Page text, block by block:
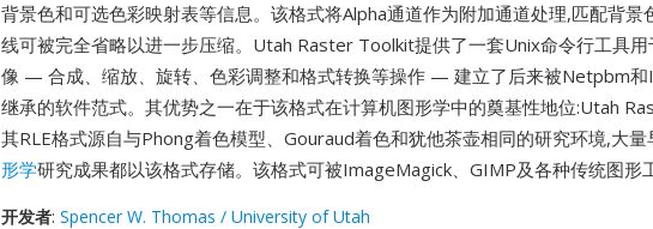
背景色和可选色彩映射表等信息。该格式将Alpha通道作为附加通道处理,匹配背景
线可被完全省略以进一步压缩。Utah Raster Toolkit提供了一套Unix命令行工具用
像 — 合成、缩放、旋转、色彩调整和格式转换等操作 — 建立了后来被Netpbm
继承的软件范式。其优势之一在于该格式在计算机图形学中的奠基性地位:Utah
其RLE格式源自与Phong着色模型、Gouraud着色和犹他茶壶相同的研究环境,大量
形学研究成果都以该格式存储。该格式可被ImageMagick、GIMP及各种传统图形
开发者: Spencer W. Thomas / University of Utah